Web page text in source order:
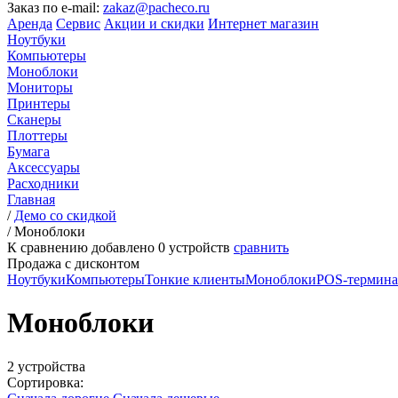
Заказ по e-mail: zakaz@pacheco.ru
Аренда Сервис Акции и скидки Интернет магазин
Ноутбуки
Компьютеры
Моноблоки
Мониторы
Принтеры
Сканеры
Плоттеры
Бумага
Аксессуары
Расходники
Главная
/ Демо со скидкой
/Моноблоки
К сравнению добавлено 0 устройств сравнить
Продажа с дисконтом
НоутбукиКомпьютерыТонкие клиентыМоноблокиPOS-
Моноблоки
2 устройства
Сортировка: